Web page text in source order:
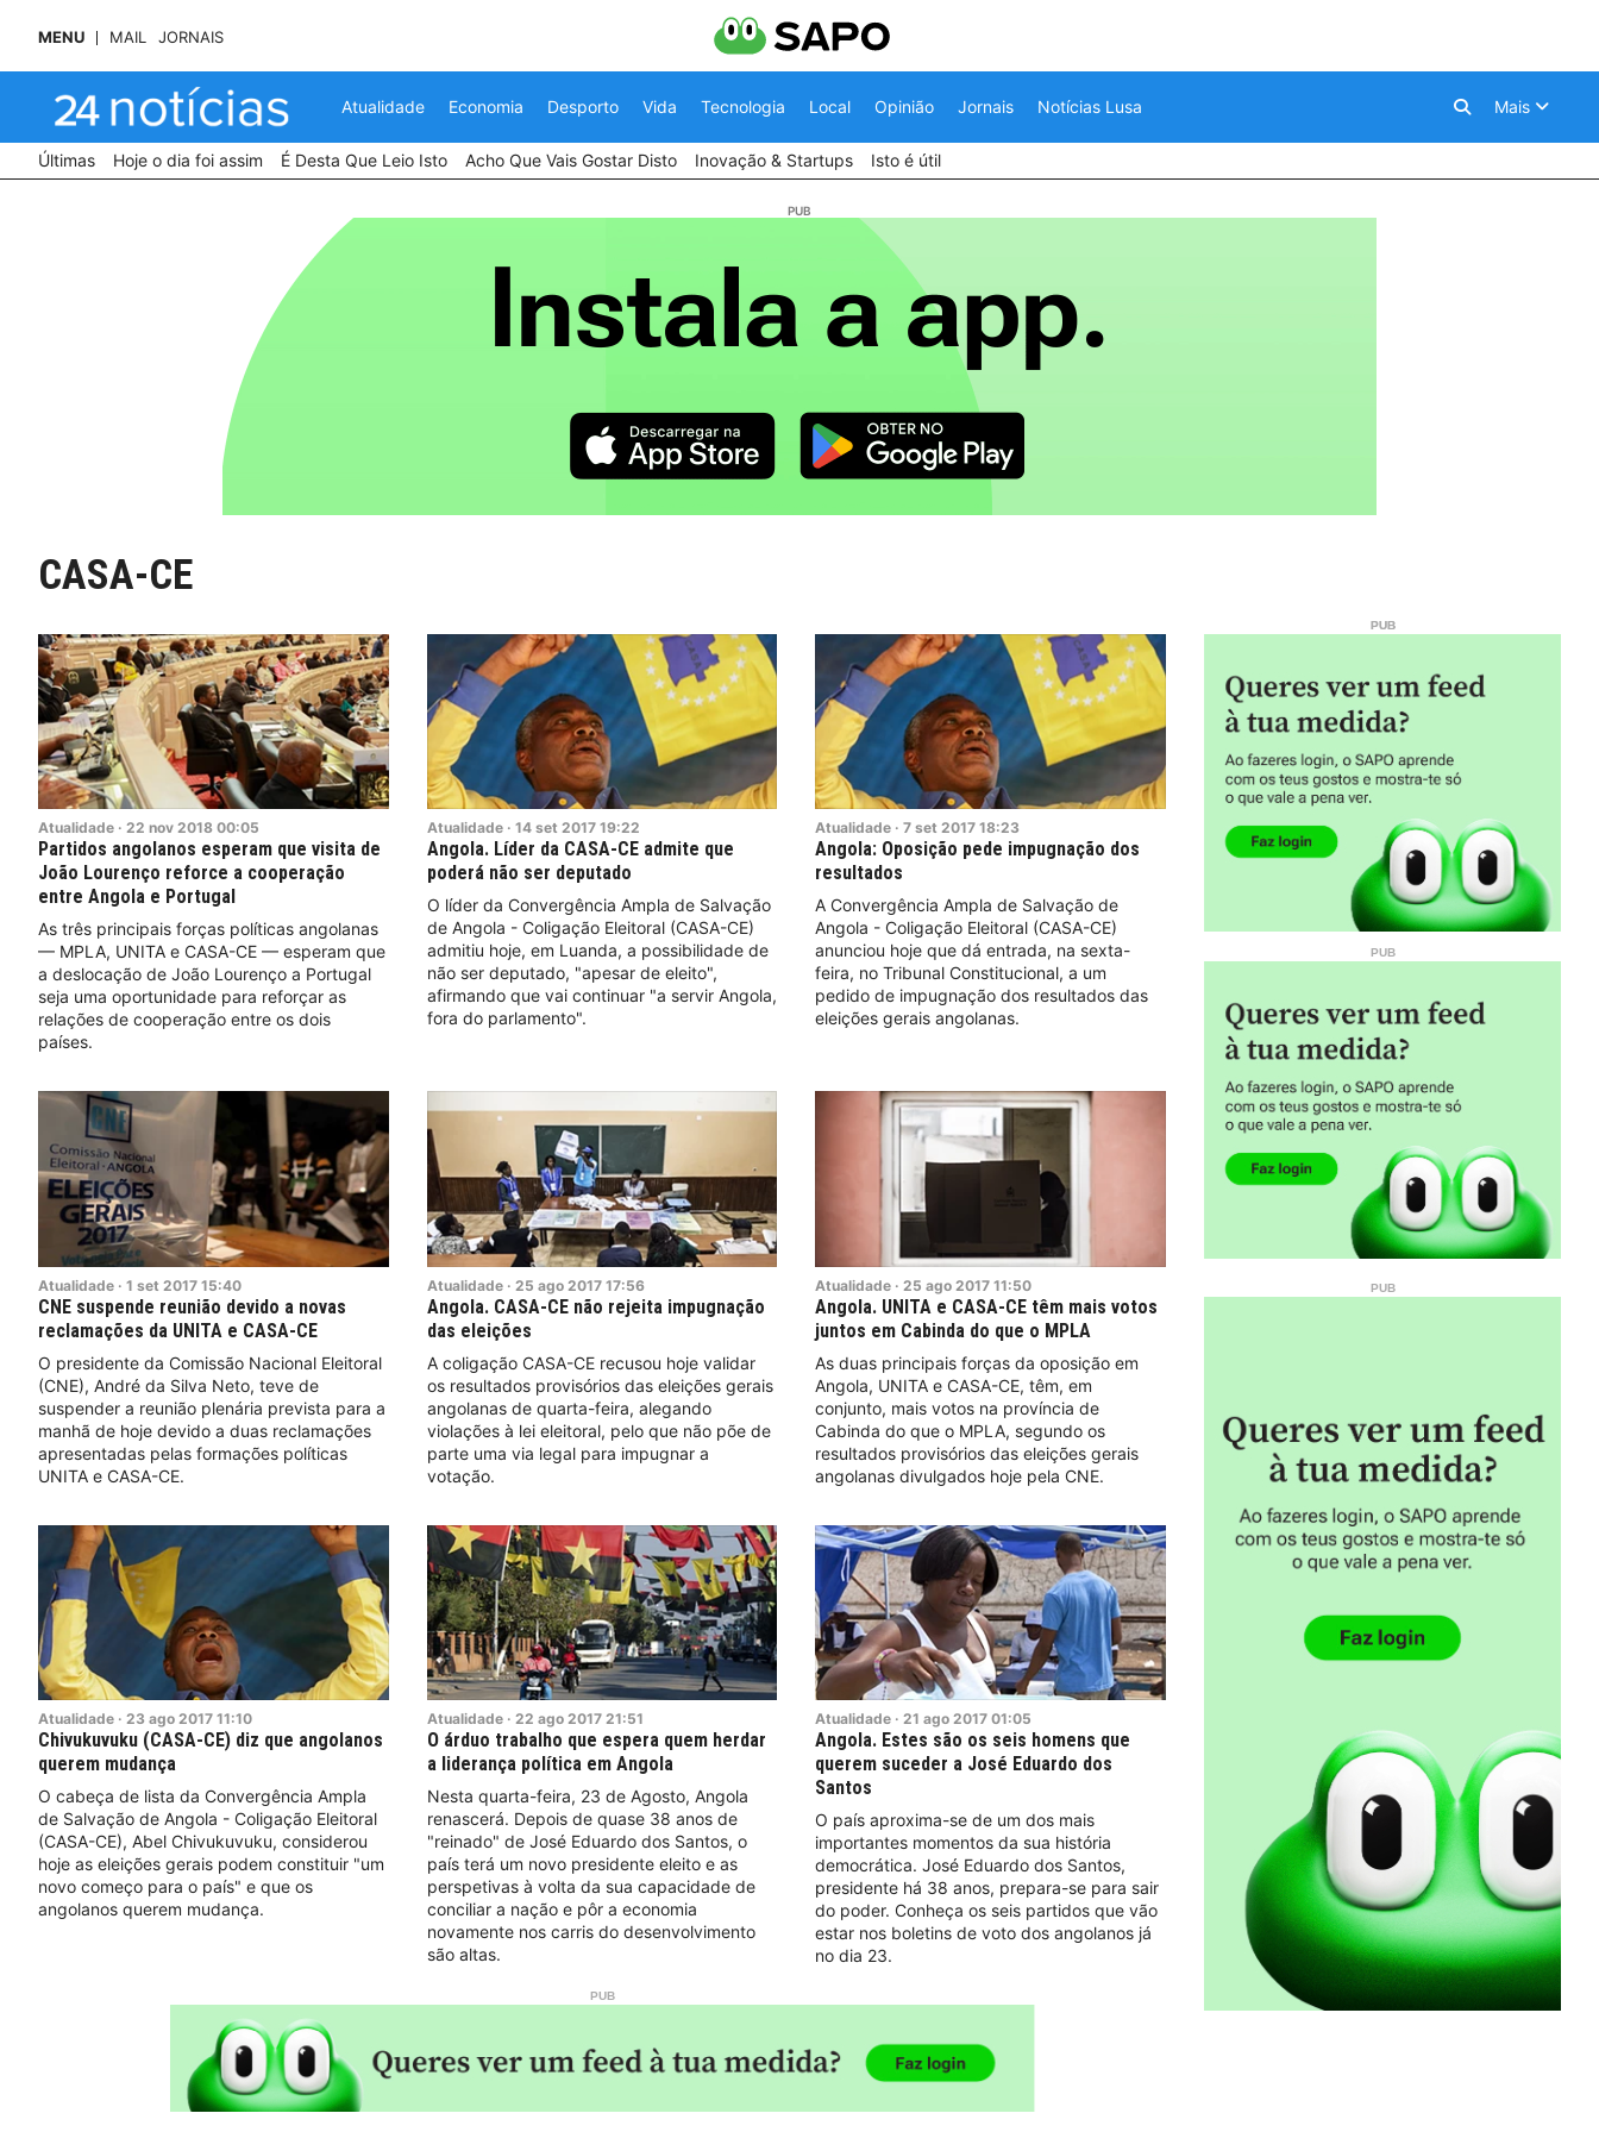
MENU MAIL JORNAIS
Atualidade Economia Desporto Vida Tecnologia Local Opinião Jornais Notícias Lusa Mais
Últimas Hoje o dia foi assim É Desta Que Leio Isto Acho Que Vais Gostar Disto Inovação & Startups Isto é útil
CASA-CE
Atualidade · 22 nov 2018 00:05
Partidos angolanos esperam que visita de
João Lourenço reforce a cooperação
entre Angola e Portugal
As três principais forças políticas angolanas
— MPLA, UNITA e CASA-CE — esperam que
a deslocação de João Lourenço a Portugal
seja uma oportunidade para reforçar as
relações de cooperação entre os dois
países.
Atualidade · 14 set 2017 19:22
Angola. Líder da CASA-CE admite que
poderá não ser deputado
O líder da Convergência Ampla de Salvação
de Angola - Coligação Eleitoral (CASA-CE)
admitiu hoje, em Luanda, a possibilidade de
não ser deputado, "apesar de eleito",
afirmando que vai continuar "a servir Angola,
fora do parlamento".
Atualidade · 7 set 2017 18:23
Angola: Oposição pede impugnação dos
resultados
A Convergência Ampla de Salvação de
Angola - Coligação Eleitoral (CASA-CE)
anunciou hoje que dá entrada, na sexta-
feira, no Tribunal Constitucional, a um
pedido de impugnação dos resultados das
eleições gerais angolanas.
Atualidade · 1 set 2017 15:40
CNE suspende reunião devido a novas
reclamações da UNITA e CASA-CE
O presidente da Comissão Nacional Eleitoral
(CNE), André da Silva Neto, teve de
suspender a reunião plenária prevista para a
manhã de hoje devido a duas reclamações
apresentadas pelas formações políticas
UNITA e CASA-CE.
Atualidade · 25 ago 2017 17:56
Angola. CASA-CE não rejeita impugnação
das eleições
A coligação CASA-CE recusou hoje validar
os resultados provisórios das eleições gerais
angolanas de quarta-feira, alegando
violações à lei eleitoral, pelo que não põe de
parte uma via legal para impugnar a
votação.
Atualidade · 25 ago 2017 11:50
Angola. UNITA e CASA-CE têm mais votos
juntos em Cabinda do que o MPLA
As duas principais forças da oposição em
Angola, UNITA e CASA-CE, têm, em
conjunto, mais votos na província de
Cabinda do que o MPLA, segundo os
resultados provisórios das eleições gerais
angolanas divulgados hoje pela CNE.
Atualidade · 23 ago 2017 11:10
Chivukuvuku (CASA-CE) diz que angolanos
querem mudança
O cabeça de lista da Convergência Ampla
de Salvação de Angola - Coligação Eleitoral
(CASA-CE), Abel Chivukuvuku, considerou
hoje as eleições gerais podem constituir "um
novo começo para o país" e que os
angolanos querem mudança.
Atualidade · 22 ago 2017 21:51
O árduo trabalho que espera quem herdar
a liderança política em Angola
Nesta quarta-feira, 23 de Agosto, Angola
renascerá. Depois de quase 38 anos de
"reinado" de José Eduardo dos Santos, o
país terá um novo presidente eleito e as
perspetivas à volta da sua capacidade de
conciliar a nação e pôr a economia
novamente nos carris do desenvolvimento
são altas.
Atualidade · 21 ago 2017 01:05
Angola. Estes são os seis homens que
querem suceder a José Eduardo dos
Santos
O país aproxima-se de um dos mais
importantes momentos da sua história
democrática. José Eduardo dos Santos,
presidente há 38 anos, prepara-se para sair
do poder. Conheça os seis partidos que vão
estar nos boletins de voto dos angolanos já
no dia 23.